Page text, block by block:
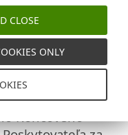
môžete preniesť
na iný
je v rozpore
rozpore
môže
a všetky
Koncového
CLOSE
ONLY